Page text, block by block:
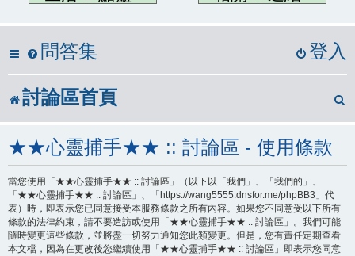
問答集 登入
討論區首頁
★★心靈捕手★★ :: 討論區 - 使用條款
當您使用「★★心靈捕手★★ :: 討論區」（以下以「我們」、「我們的」、
「★★心靈捕手★★ :: 討論區」、「https://wang5555.dnsfor.me/phpBB3」代
表）時，即表示您已同意接受本服務條款之所有內容。如果您不同意受以下所有
條款的法律約束，請不要造訪或使用「★★心靈捕手★★ :: 討論區」。我們可能
隨時變更這些條款，並將盡一切努力通知您此類變更。但是，您有責任定期查看
本文檔，因為在更改後您繼續使用「★★心靈捕手★★ :: 討論區」即表示您同意